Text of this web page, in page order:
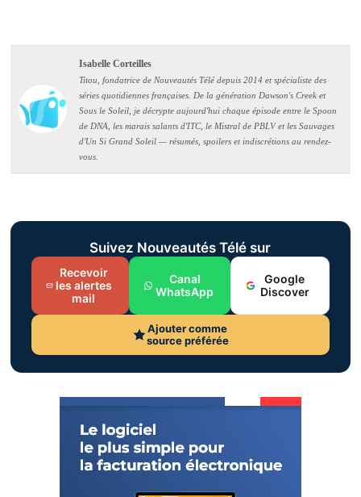
Isabelle Corteilles
Titou, fondatrice de Nouveautés Télé depuis 2014 et spécialiste des
séries quotidiennes françaises. De la génération Dawson's Creek et
Sous le Soleil, je décrypte aujourd'hui chaque épisode entre le Spoon
de DNA, les marais salants d'ITC, le Mistral de PBLV et les Sauvages
d'Un Si Grand Soleil — résumés, spoilers et indiscrétions au rendez-
vous.
Suivez Nouveautés Télé sur
Recevoir
les alertes
mail
Canal
WhatsApp
Google
Discover
Ajouter comme
source préférée